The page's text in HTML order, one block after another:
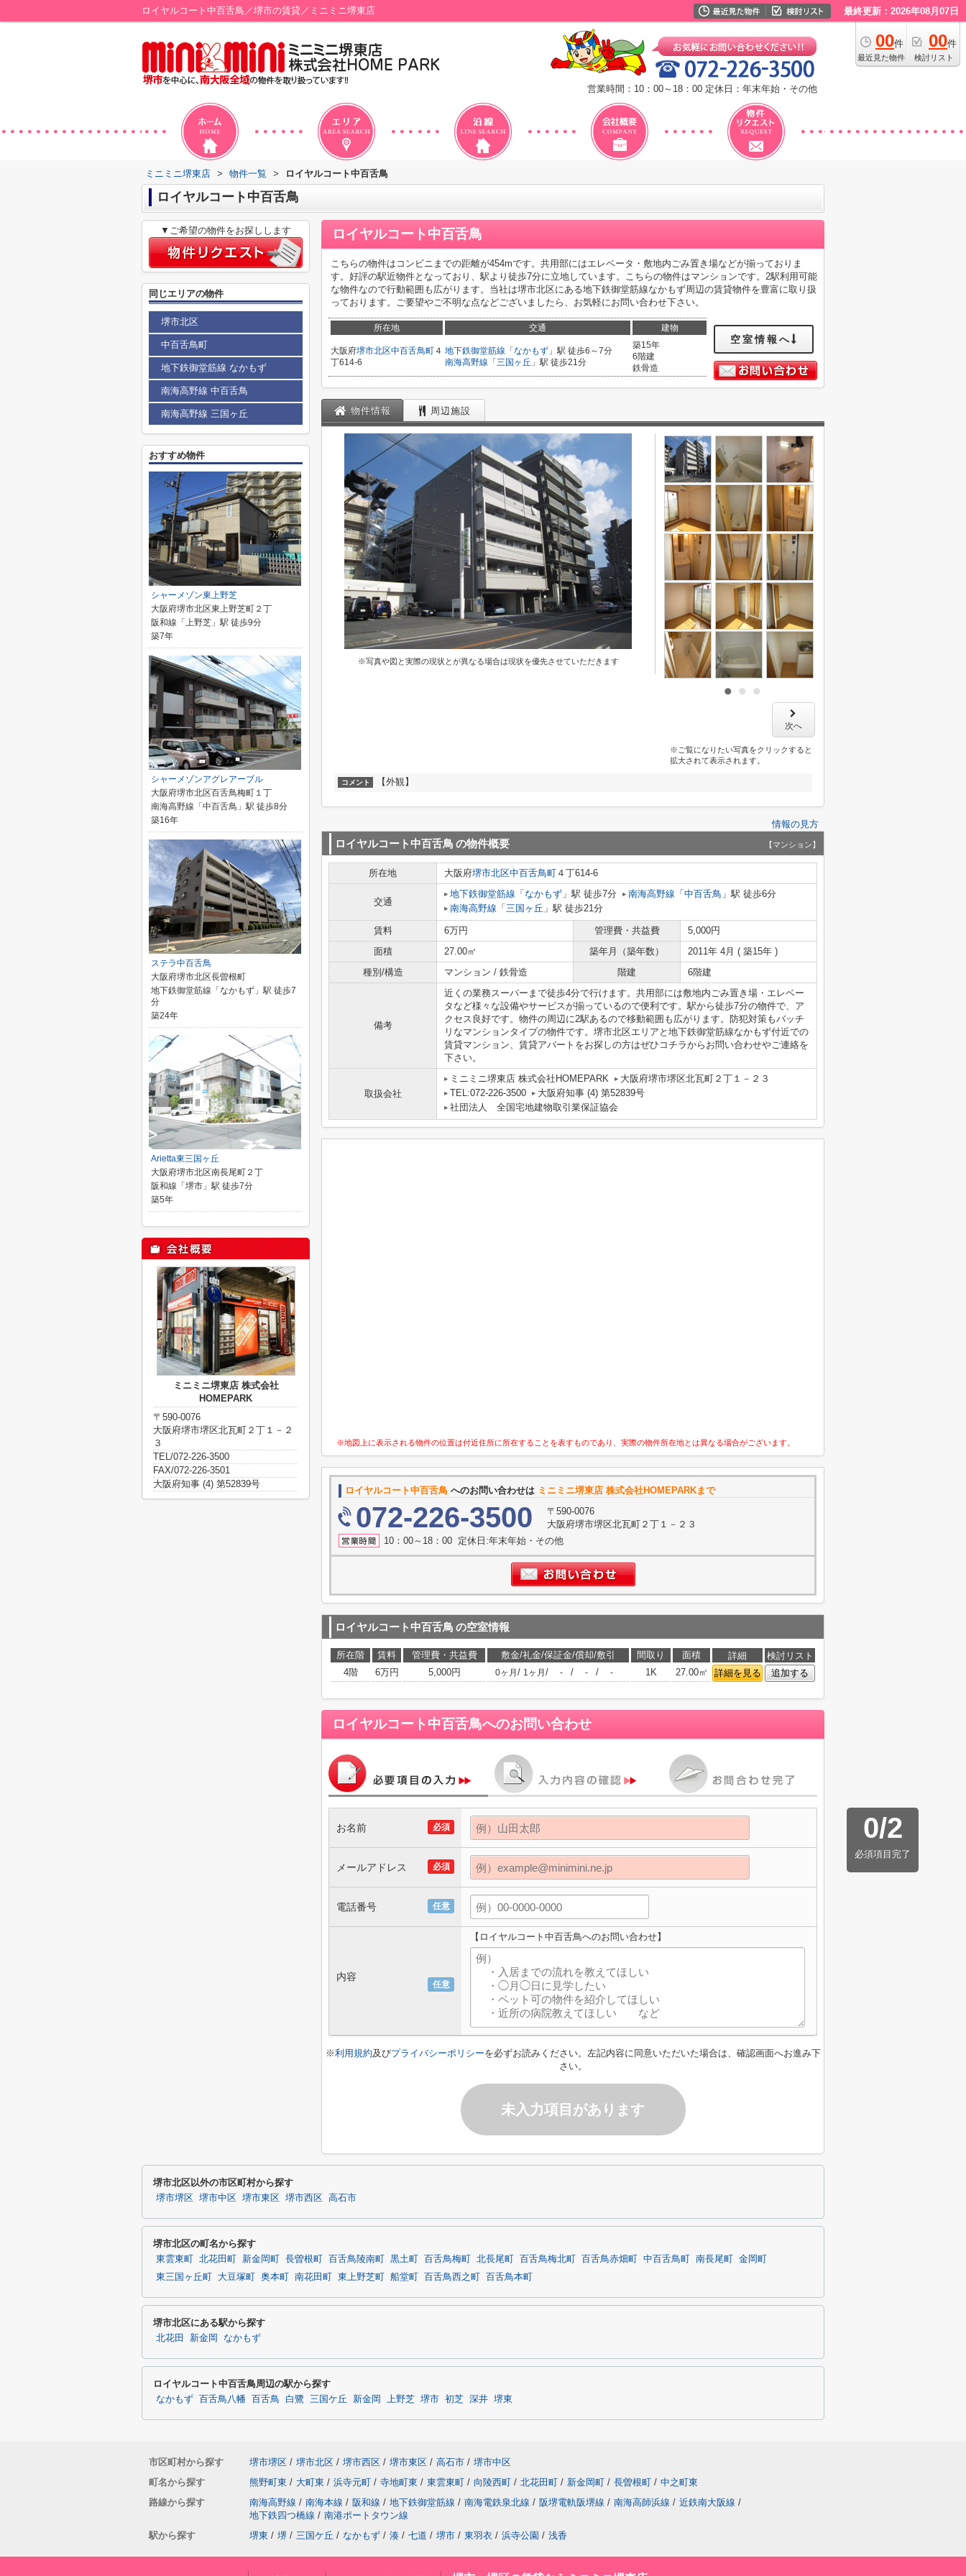
ロイヤルコート中百舌鳥／堺市の賃貸／ミニミニ堺東店 最終更新：2026年08月07日
00件
最近見た物件
00件
検討リスト
営業時間：10：00～18：00 定休日：年末年始・その他
ミニミニ堺東店 > 物件一覧 > ロイヤルコート中百舌鳥
ロイヤルコート中百舌鳥
ロイヤルコート中百舌鳥
こちらの物件はコンビニまでの距離が454mです。共用部にはエレベータ・敷地内ごみ置き場などが揃っておりま
す。好評の駅近物件となっており、駅より徒歩7分に立地しています。こちらの物件はマンションです。2駅利用可能
な物件なので行動範囲も広がります。当社は堺市北区にある地下鉄御堂筋線なかもず周辺の賃貸物件を豊富に取り扱
っております。ご要望やご不明な点などございましたら、お気軽にお問い合わせ下さい。
所在地 交通 建物
大阪府堺市北区中百舌鳥町４
丁614-6
地下鉄御堂筋線 「 なかもず 」駅 徒歩6～7分
南海高野線 「 三国ヶ丘 」駅 徒歩21分
築15年
6階建
鉄骨造
空室情報へ
物件情報 周辺施設
※写真や図と実際の現状とが異なる場合は現状を優先させていただきます
次へ
※ご覧になりたい写真をクリックすると
拡大されて表示されます。
コメント 【外観】
情報の見方
ロイヤルコート中百舌鳥 の物件概要 【マンション】
所在地 大阪府堺市北区中百舌鳥町 ４丁614-6
交通
地下鉄御堂筋線 「 なかもず 」駅 徒歩7分 南海高野線 「 中百舌鳥 」駅 徒歩6分
南海高野線 「 三国ヶ丘 」駅 徒歩21分
賃料 6万円 管理費・共益費
5,000円
面積
27.00㎡ 築年月（築年数）
2011年 4月 ( 築15年 )
種別/構造
マンション / 鉄骨造 階建 6階建
備考
近くの業務スーパーまで徒歩4分で行けます。共用部には敷地内ごみ置き場・エレベー
タなど様々な設備やサービスが揃っているので便利です。駅から徒歩7分の物件で、ア
クセス良好です。物件の周辺に2駅あるので移動範囲も広がります。防犯対策もバッチ
リなマンションタイプの物件です。堺市北区エリアと地下鉄御堂筋線なかもず付近での
賃貸マンション、賃貸アパートをお探しの方はぜひコチラからお問い合わせやご連絡を
下さい。
取扱会社
ミニミニ堺東店 株式会社HOMEPARK
大阪府堺市堺区北瓦町２丁１－２３
TEL:072-226-3500
大阪府知事 (4) 第52839号
社団法人 全国宅地建物取引業保証協会
※地図上に表示される物件の位置は付近住所に所在することを表すものであり、実際の物件所在地とは異なる場合がございます。
ロイヤルコート中百舌鳥 へのお問い合わせは ミニミニ堺東店 株式会社HOMEPARKまで
072-226-3500
〒590-0076
大阪府堺市堺区北瓦町２丁１－２３
10：00～18：00 定休日:年末年始・その他
ロイヤルコート中百舌鳥 の空室情報
所在階 賃料 管理費・共益費 敷金/礼金/保証金/償却/敷引 間取り 面積 詳細
検討リスト
4階
6万円 5,000円 0ヶ月 / 1ヶ月 / - / - / - 1K 27.00㎡ 詳細を見る 追加する
ロイヤルコート中百舌鳥へのお問い合わせ
0/2
必須項目完了
必須
お名前
必須
メールアドレス
任意
電話番号
任意
内容
【ロイヤルコート中百舌鳥へのお問い合わせ】
※利用規約及びプライバシーポリシーを必ずお読みください。左記内容に同意いただいた場合は、確認画面へお進み下
さい。
未入力項目があります
▼ご希望の物件をお探しします
同じエリアの物件
堺市北区
中百舌鳥町
地下鉄御堂筋線 なかもず
南海高野線 中百舌鳥
南海高野線 三国ヶ丘
おすすめ物件
シャーメゾン東上野芝
大阪府堺市北区東上野芝町２丁
阪和線「上野芝」駅 徒歩9分
築7年
シャーメゾンアグレアーブル
大阪府堺市北区百舌鳥梅町１丁
南海高野線「中百舌鳥」駅 徒歩8分
築16年
ステラ中百舌鳥
大阪府堺市北区長曽根町
地下鉄御堂筋線「なかもず」駅 徒歩7
分
築24年
Arietta東三国ヶ丘
大阪府堺市北区南長尾町２丁
阪和線「堺市」駅 徒歩7分
築5年
ミニミニ堺東店 株式会社
HOMEPARK
〒590-0076
大阪府堺市堺区北瓦町２丁１－２
３
TEL/072-226-3500
FAX/072-226-3501
大阪府知事 (4) 第52839号
堺市北区以外の市区町村から探す
堺市堺区 堺市中区 堺市東区 堺市西区 高石市
堺市北区の町名から探す
東雲東町 北花田町 新金岡町 長曽根町 百舌鳥陵南町 黒土町 百舌鳥梅町 北長尾町 百舌鳥梅北町 百舌鳥赤畑町 中百舌鳥町 南長尾町
金岡町
東三国ヶ丘町
大豆塚町 奥本町 南花田町 東上野芝町 船堂町 百舌鳥西之町 百舌鳥本町
堺市北区にある駅から探す
北花田 新金岡 なかもず
ロイヤルコート中百舌鳥周辺の駅から探す
なかもず 百舌鳥八幡 百舌鳥 白鷺 三国ケ丘 新金岡 上野芝 堺市 初芝 深井 堺東
市区町村から探す 堺市堺区 / 堺市北区 / 堺市西区 / 堺市東区 / 高石市 / 堺市中区
町名から探す
熊野町東 / 大町東 / 浜寺元町 / 寺地町東 / 東雲東町 / 向陵西町 / 北花田町 / 新金岡町 / 長曽根町 / 中之町東
路線から探す
南海高野線 / 南海本線 / 阪和線 / 地下鉄御堂筋線 / 南海電鉄泉北線 / 阪堺電軌阪堺線 / 南海高師浜線 / 近鉄南大阪線 /
地下鉄四つ橋線 / 南港ポートタウン線
駅から探す
堺東 / 堺 / 三国ケ丘 / なかもず / 湊 / 七道 / 堺市 / 東羽衣 / 浜寺公園 / 浅香